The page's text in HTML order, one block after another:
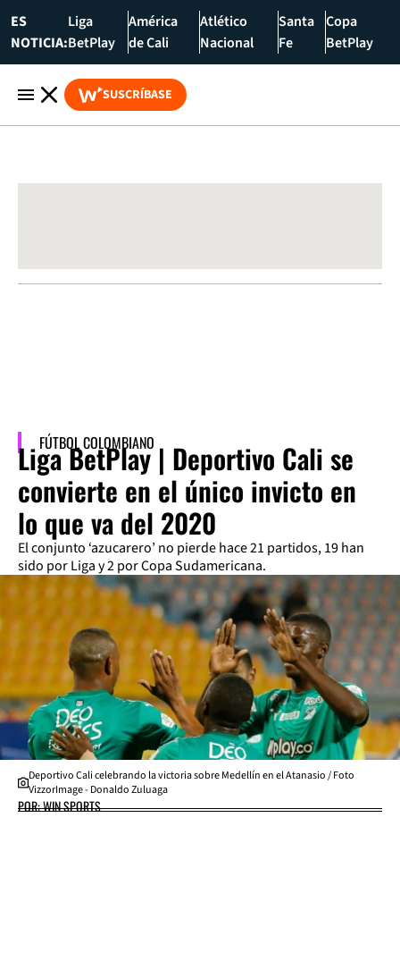
ES
NOTICIA:
Liga
BetPlay
América
de Cali
Atlético
Nacional
Santa
Fe
Copa
BetPlay
SUSCRÍBASE
FÚTBOL COLOMBIANO
Liga BetPlay | Deportivo Cali se
convierte en el único invicto en
lo que va del 2020
El conjunto ‘azucarero’ no pierde hace 21 partidos, 19 han
sido por Liga y 2 por Copa Sudamericana.
Deportivo Cali celebrando la victoria sobre Medellín en el Atanasio / Foto
VizzorImage - Donaldo Zuluaga
POR: WIN SPORTS